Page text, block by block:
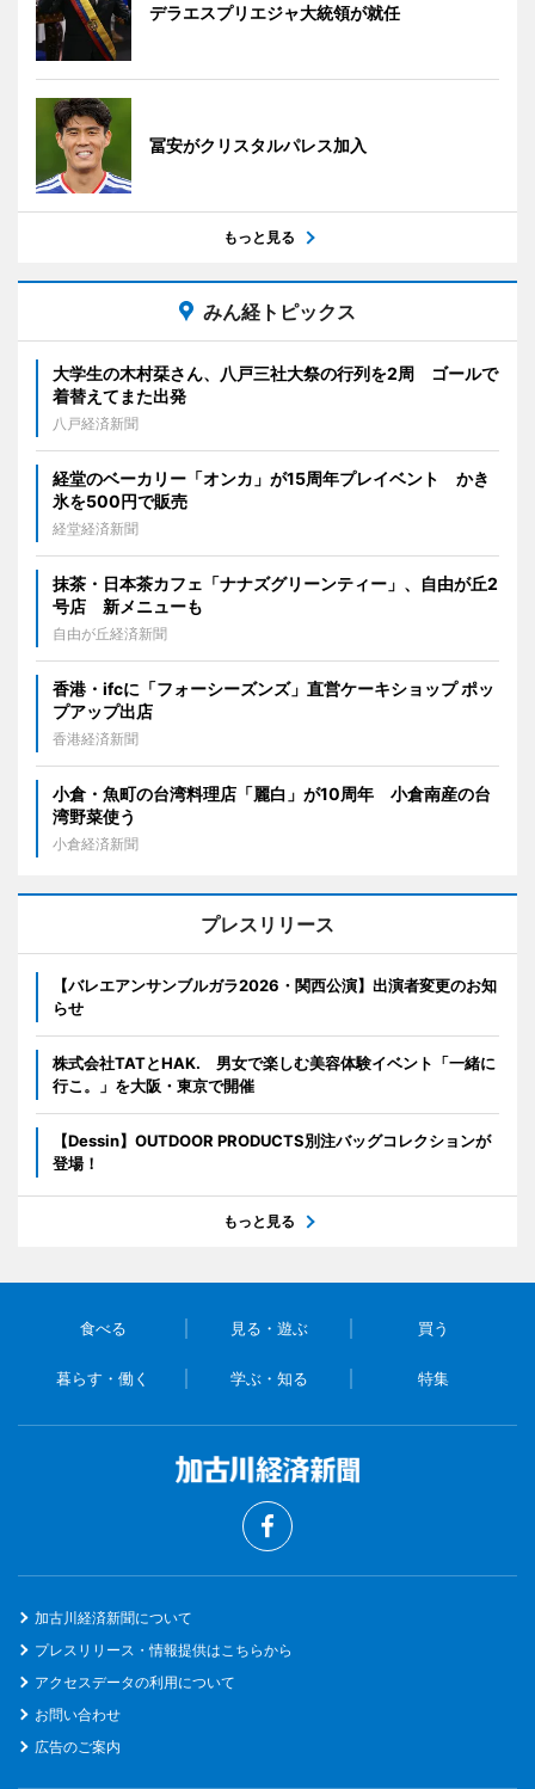
デラエスプリエジャ大統領が就任
冨安がクリスタルパレス加入
もっと見る
みん経トピックス
大学生の木村栞さん、八戸三社大祭の行列を2周 ゴールで
着替えてまた出発
八戸経済新聞
経堂のベーカリー「オンカ」が15周年プレイベント かき
氷を500円で販売
経堂経済新聞
抹茶・日本茶カフェ「ナナズグリーンティー」、自由が丘2
号店 新メニューも
自由が丘経済新聞
香港・ifcに「フォーシーズンズ」直営ケーキショップ ポッ
プアップ出店
香港経済新聞
小倉・魚町の台湾料理店「麗白」が10周年 小倉南産の台
湾野菜使う
小倉経済新聞
プレスリリース
【バレエアンサンブルガラ2026・関西公演】出演者変更のお知
らせ
株式会社TATとHAK. 男女で楽しむ美容体験イベント「一緒に
行こ。」を大阪・東京で開催
【Dessin】OUTDOOR PRODUCTS別注バッグコレクションが
登場！
もっと見る
食べる 見る・遊ぶ 買う
暮らす・働く 学ぶ・知る 特集
加古川経済新聞について
プレスリリース・情報提供はこちらから
アクセスデータの利用について
お問い合わせ
広告のご案内